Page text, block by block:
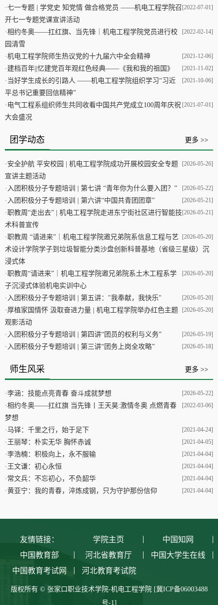
[2022-07-01]
·七一专题 | 学党史 知党情 做合格党员 ——机电工程学院召
开七一专题党课宣讲活动
[2022-02-14]
·相约冬奥——扛红旗、当先锋｜机电工程学院党员进行校
园清雪
[2021-12-06]
·机电工程学院师生热议党的十九届六中全会精神
[2021-11-02]
· 建档百年||忆建党百年观红色经典——《我和我的祖国》
[2021-10-06]
· 当好学生成长的引路人 ——机电工程学院组织学习“习近
平总书记重要回信精神”
[2021-07-01]
· 电气工程系组织师生共同收看中国共产党成立100周年庆祝
大会盛况
团学动态 更多 >>
[2026-05-26]
· 安全护航 平安校园 | 机电工程学院成功开展校园安全专题
宣讲主题活动
[2026-05-22]
· 入团积极分子专题培训 | 第七讲 “青年你为什么要入团？”
[2026-05-21]
· 入团积极分子专题培训 | 第六讲“中国共青团团章”
[2026-05-21]
·职教周“走出去” | 机电工程学院走进东宁街社区进行智能技
术科普宣传
[2026-05-20]
·职教周 “请进来”｜机电工程学院邀兄弟院系信息工程与艺
术设计学院学子到垃圾智能分类沙盘创新科普基地（省级三星级）沉
浸式体
[2026-05-20]
·职教周“请进来”｜机电工程学院邀兄弟院系土木工程系学
子沉浸式体验机电实训中心
[2026-05-20]
· 入团积极分子专题培训 | 第五讲："我奉献，我快乐"
[2026-05-20]
· 厚植家国情怀 汲取奋进力量 | 机电工程学院举办红色主题
观影活动
[2026-05-19]
· 入团积极分子专题培训 | 第四讲“团员的权利与义务”
[2026-05-18]
· 入团积极分子专题培训 | 第三讲“团务上岗全攻略”
师生风采 更多 >>
[2026-05-22]
·李涵：技能点亮青春 奋斗成就梦想
[2022-03-06]
·相约冬奥——扛红旗 当先锋丨王天昊:激情冬奥 点燃青春
梦想
[2021-04-24]
·马铎：千里之行，始于足下
[2021-04-05]
· 王丽琴：朴实无华 胸怀赤诚
[2021-04-04]
·李浩楠：积极向上，永不服输
[2021-04-04]
· 王文谦：初心永恒
[2021-04-04]
· 常文兵：不忘初心，不负韶华
[2021-04-04]
·黄亚宁：我的青春，淬炼成钢，只为守护那份信仰
友情链接： 学院主页
中国知网
中国教育部
河北省教育厅
中国大学生在线
中国教育考试网
河北教育考试院
版权所有 © 张家口职业技术学院-机电工程学院 [冀ICP备06003488
号-1]